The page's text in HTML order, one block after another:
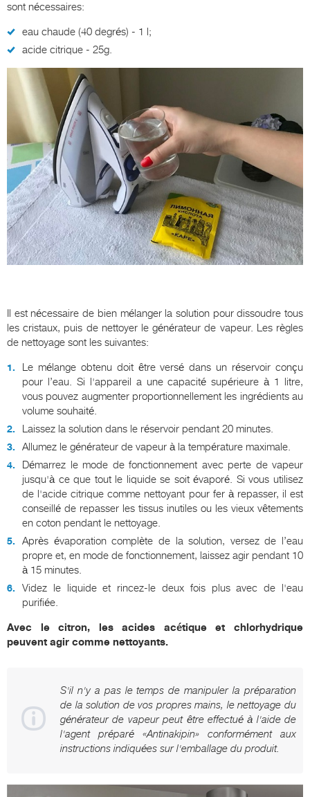
sont nécessaires:
eau chaude (40 degrés) - 1 l;
acide citrique - 25g.
Il est nécessaire de bien mélanger la solution pour dissoudre tous
les cristaux, puis de nettoyer le générateur de vapeur. Les règles
de nettoyage sont les suivantes:
Le mélange obtenu doit être versé dans un réservoir conçu
pour l’eau. Si l'appareil a une capacité supérieure à 1 litre,
vous pouvez augmenter proportionnellement les ingrédients au
volume souhaité.
Laissez la solution dans le réservoir pendant 20 minutes.
Allumez le générateur de vapeur à la température maximale.
Démarrez le mode de fonctionnement avec perte de vapeur
jusqu'à ce que tout le liquide se soit évaporé. Si vous utilisez
de l'acide citrique comme nettoyant pour fer à repasser, il est
conseillé de repasser les tissus inutiles ou les vieux vêtements
en coton pendant le nettoyage.
Après évaporation complète de la solution, versez de l’eau
propre et, en mode de fonctionnement, laissez agir pendant 10
à 15 minutes.
Videz le liquide et rincez-le deux fois plus avec de l'eau
purifiée.
Avec le citron, les acides acétique et chlorhydrique
peuvent agir comme nettoyants.
S'il n'y a pas le temps de manipuler la préparation
de la solution de vos propres mains, le nettoyage du
générateur de vapeur peut être effectué à l'aide de
l'agent préparé «Antinakipin» conformément aux
instructions indiquées sur l'emballage du produit.